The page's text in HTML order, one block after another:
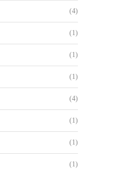
(4)
(1)
(1)
(1)
(4)
(1)
(1)
(1)